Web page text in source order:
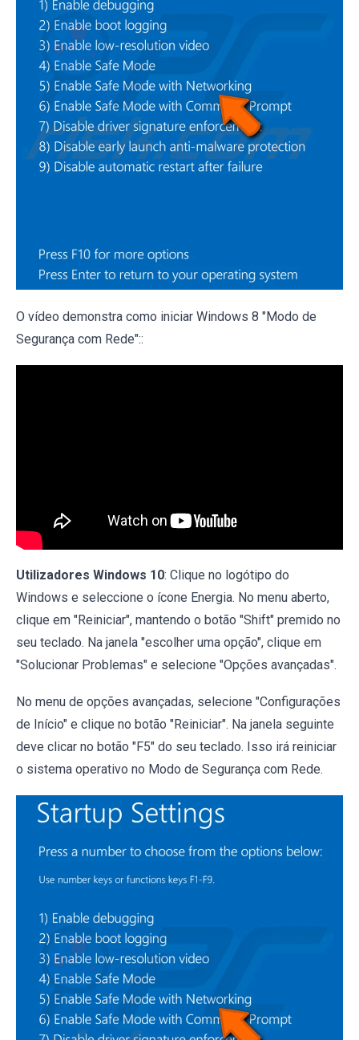
O vídeo demonstra como iniciar Windows 8 "Modo de
Segurança com Rede"::
Utilizadores Windows 10: Clique no logótipo do
Windows e seleccione o ícone Energia. No menu aberto,
clique em "Reiniciar", mantendo o botão "Shift" premido no
seu teclado. Na janela "escolher uma opção", clique em
"Solucionar Problemas" e selecione "Opções avançadas".
No menu de opções avançadas, selecione "Configurações
de Início" e clique no botão "Reiniciar". Na janela seguinte
deve clicar no botão "F5" do seu teclado. Isso irá reiniciar
o sistema operativo no Modo de Segurança com Rede.